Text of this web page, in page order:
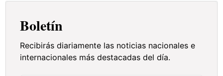
Boletín
Recibirás diariamente las noticias nacionales e
internacionales más destacadas del día.